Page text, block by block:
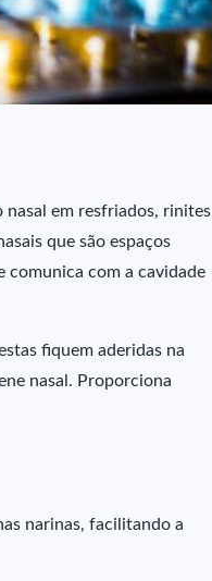
nasal em resfriados, rinites
que são espaços
comunica com a cavidade
fiquem aderidas na
nasal. Proporciona
narinas, facilitando a